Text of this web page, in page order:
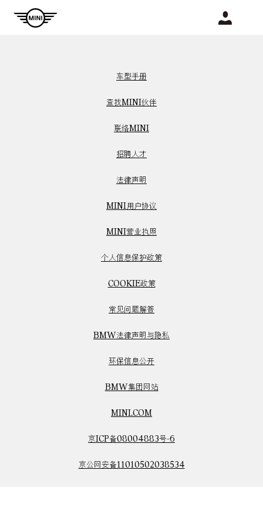
车型手册
查找MINI伙伴
联络MINI
招聘人才
法律声明
MINI用户协议
MINI营业执照
个人信息保护政策
COOKIE政策
常见问题解答
BMW法律声明与隐私
环保信息公开
BMW集团网站
MINI.COM
京ICP备08004883号-6
京公网安备11010502038534